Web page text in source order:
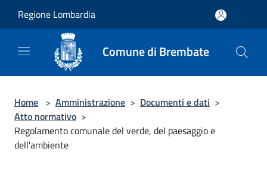
Regione Lombardia
Comune di Brembate
Home > Amministrazione > Documenti e dati >
Atto normativo >
Regolamento comunale del verde, del paesaggio e
dell'ambiente